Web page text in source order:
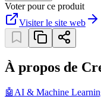
Voter pour ce produit
Visiter le site web
À propos de
🤖 AI & Machine